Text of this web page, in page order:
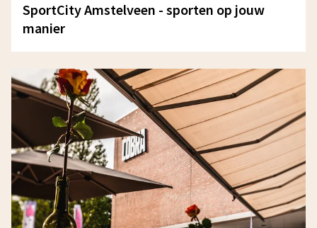
SportCity Amstelveen - sporten op jouw
manier